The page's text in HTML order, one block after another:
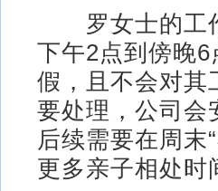
罗女士的工作
下午2点到傍晚6
假，且不会对其
要处理，公司会
后续需要在周末
更多亲子相处时